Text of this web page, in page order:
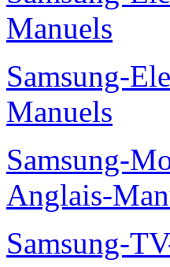
Manuels
Samsung-
Manuels
Samsung-
Anglais-
Samsung-